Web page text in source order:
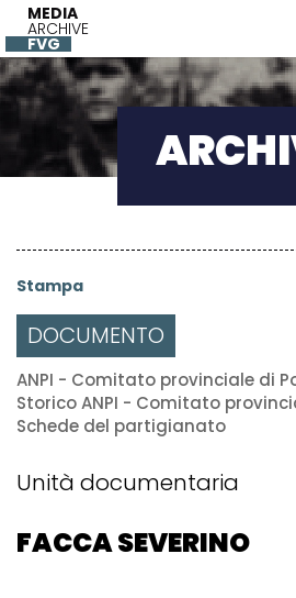
MEDIA
ARCHIVE
FVG
Stampa
DOCUMENTO
ANPI - Comitato provinciale di
Storico ANPI - Comitato
Schede del partigianato
Unità documentaria
FACCA SEVERINO